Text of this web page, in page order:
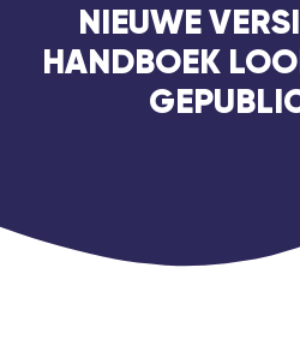
NIEUWE
HANDBOEK